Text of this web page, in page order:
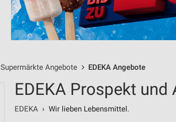
Supermärkte Angebote EDEKA Angebote
EDEKA Prospekt
EDEKA › Wir lieben Lebensmittel.